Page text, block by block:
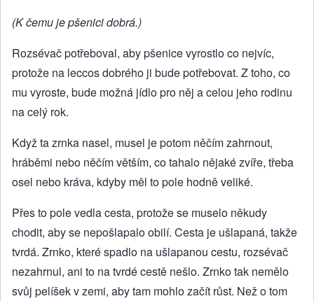
(K čemu je pšenici dobrá.)
Rozsévač potřeboval, aby pšenice vyrostlo co nejvíc,
protože na leccos dobrého ji bude potřebovat. Z toho, co
mu vyroste, bude možná jídlo pro něj a celou jeho rodinu
na celý rok.
Když ta zrnka nasel, musel je potom něčím zahrnout,
hráběmi nebo něčím větším, co tahalo nějaké zvíře, třeba
osel nebo kráva, kdyby měl to pole hodně veliké.
Přes to pole vedla cesta, protože se muselo někudy
chodit, aby se nepošlapalo obilí. Cesta je ušlapaná, takže
tvrdá. Zrnko, které spadlo na ušlapanou cestu, rozsévač
nezahrnul, ani to na tvrdé cestě nešlo. Zrnko tak nemělo
svůj pelíšek v zemi, aby tam mohlo začít růst. Než o tom